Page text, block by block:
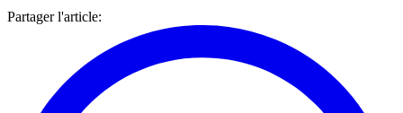
Partager l'article: